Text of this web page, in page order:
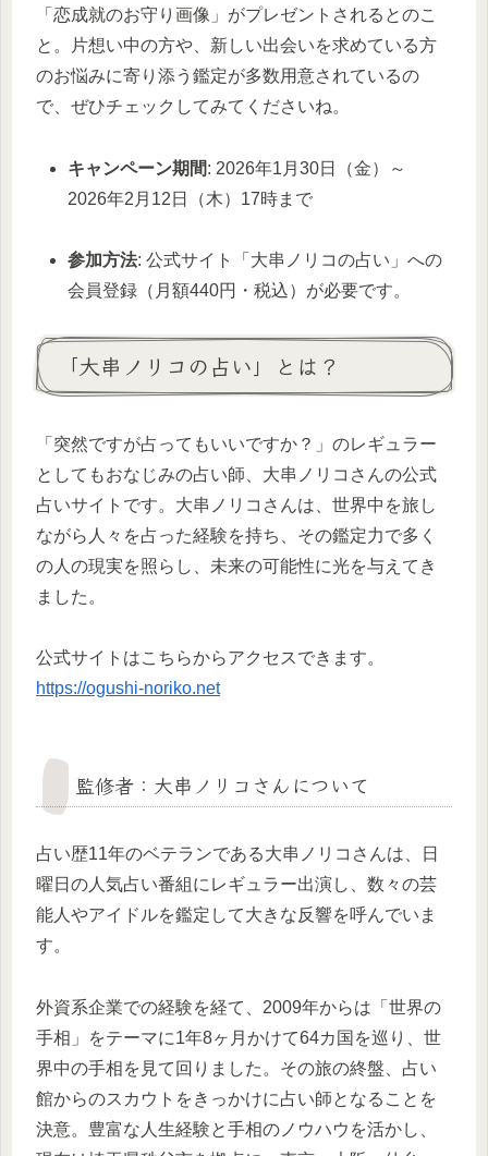
「恋成就のお守り画像」がプレゼントされるとのこ
と。片想い中の方や、新しい出会いを求めている方
のお悩みに寄り添う鑑定が多数用意されているの
で、ぜひチェックしてみてくださいね。
キャンペーン期間: 2026年1月30日（金）～
2026年2月12日（木）17時まで
参加方法: 公式サイト「大串ノリコの占い」への
会員登録（月額440円・税込）が必要です。
「大串ノリコの占い」とは？
「突然ですが占ってもいいですか？」のレギュラー
としてもおなじみの占い師、大串ノリコさんの公式
占いサイトです。大串ノリコさんは、世界中を旅し
ながら人々を占った経験を持ち、その鑑定力で多く
の人の現実を照らし、未来の可能性に光を与えてき
ました。
公式サイトはこちらからアクセスできます。
https://ogushi-noriko.net
監修者：大串ノリコさんについて
占い歴11年のベテランである大串ノリコさんは、日
曜日の人気占い番組にレギュラー出演し、数々の芸
能人やアイドルを鑑定して大きな反響を呼んでいま
す。
外資系企業での経験を経て、2009年からは「世界の
手相」をテーマに1年8ヶ月かけて64カ国を巡り、世
界中の手相を見て回りました。その旅の終盤、占い
館からのスカウトをきっかけに占い師となることを
決意。豊富な人生経験と手相のノウハウを活かし、